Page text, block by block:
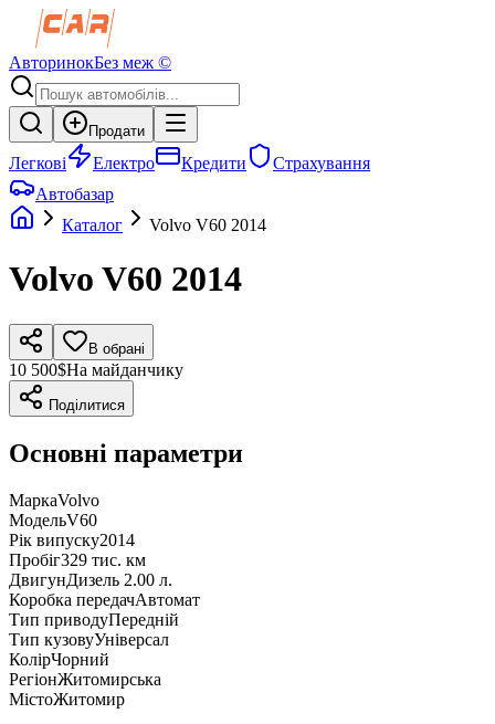
АвторинокБез меж ©
Продати
Легкові Електро Кредити
Страхування
Автобазар
Каталог
Volvo V60 2014
Volvo V60 2014
В обрані
10 500$На майданчику
Поділитися
Основні параметри
МаркаVolvo
МодельV60
Рік випуску2014
Пробіг329 тис. км
ДвигунДизель 2.00 л.
Коробка передачАвтомат
Тип приводуПередній
Тип кузовуУніверсал
КолірЧорний
РегіонЖитомирська
МістоЖитомир